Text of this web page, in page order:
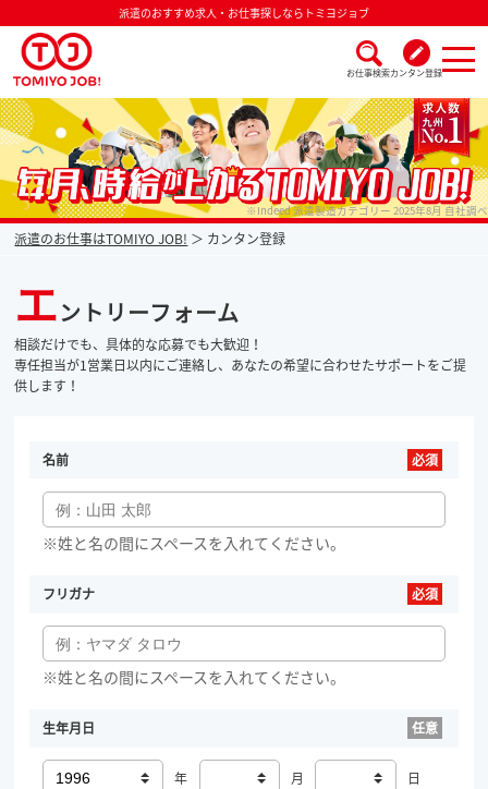
派遣のおすすめ求人・お仕事探しならトミヨジョブ
お仕事検索カンタン登録
派遣なら毎月時給が上がるトミヨジョブ ※Indeed 派遣製造カテゴリー 2025年8月 自社調べ
派遣のお仕事はTOMIYO JOB! カンタン登録
エントリーフォーム
相談だけでも、具体的な応募でも大歓迎！
専任担当が1営業日以内にご連絡し、あなたの希望に合わせたサポートをご提
供します！
名前
※姓と名の間にスペースを入れてください。
フリガナ
※姓と名の間にスペースを入れてください。
生年月日
年 月 日